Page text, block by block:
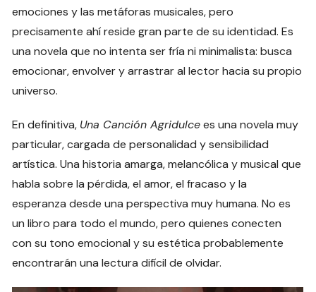
emociones y las metáforas musicales, pero
precisamente ahí reside gran parte de su identidad. Es
una novela que no intenta ser fría ni minimalista: busca
emocionar, envolver y arrastrar al lector hacia su propio
universo.
En definitiva, Una Canción Agridulcees una novela muy
particular, cargada de personalidad y sensibilidad
artística. Una historia amarga, melancólica y musical que
habla sobre la pérdida, el amor, el fracaso y la
esperanza desde una perspectiva muy humana. No es
un libro para todo el mundo, pero quienes conecten
con su tono emocional y su estética probablemente
encontrarán una lectura difícil de olvidar.